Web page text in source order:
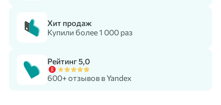
Хит продаж
Купили более 1 000 раз
Рейтинг 5,0
600+ отзывов в Yandex